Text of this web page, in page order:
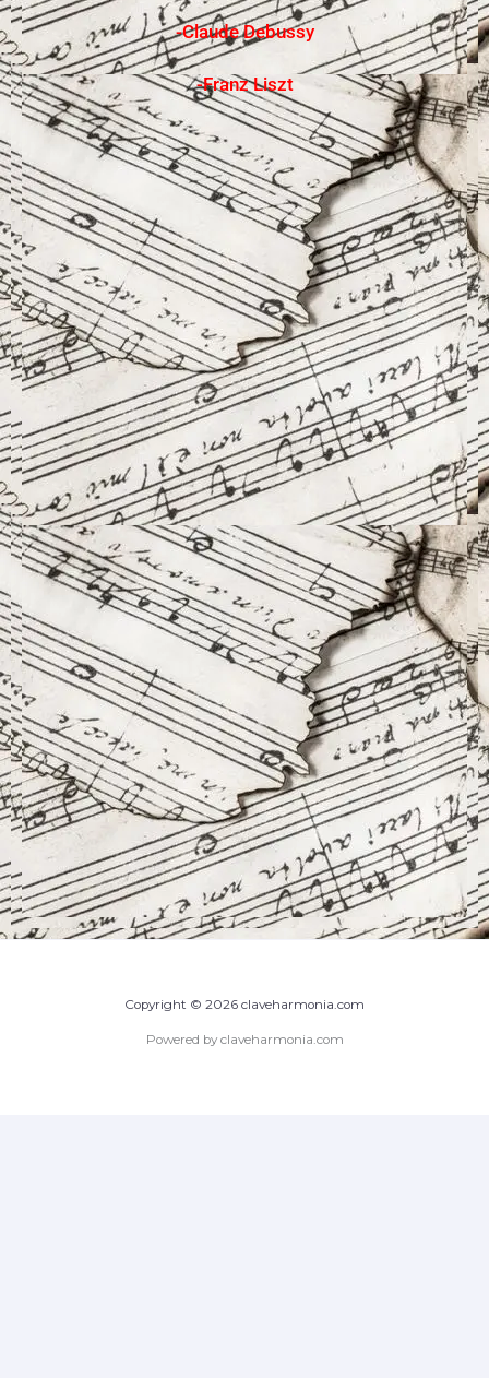
-Claude Debussy
-Franz Liszt
Copyright © 2026 claveharmonia.com
Powered by claveharmonia.com